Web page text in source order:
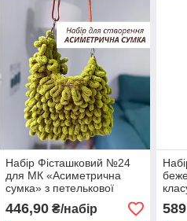
Набір Фісташковий №24
для МК «Асиметрична
сумка» з петелькової
пряжі
446,90₴/набір